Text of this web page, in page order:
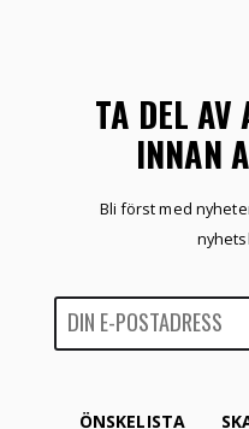
TA DEL AV
INNAN
Bli först med
ÖNSKELISTA